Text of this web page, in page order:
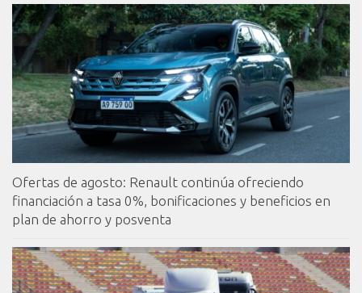
Ofertas de agosto: Renault continúa ofreciendo
financiación a tasa 0%, bonificaciones y beneficios en
plan de ahorro y posventa